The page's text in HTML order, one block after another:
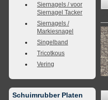
Siernagels / voor
Siernagel Tacker
Siernagels /
Markiesnagel
Singelband
Tricotkous
Vering
Schuimrubber Platen